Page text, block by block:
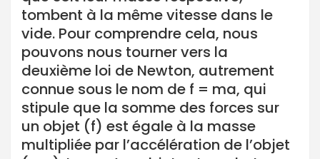
tombent à la même vitesse dans le
vide. Pour comprendre cela, nous
pouvons nous tourner vers la
deuxième loi de Newton, autrement
connue sous le nom de f = ma, qui
stipule que la somme des forces sur
un objet (f) est égale à la masse
multipliée par l’accélération de l’objet